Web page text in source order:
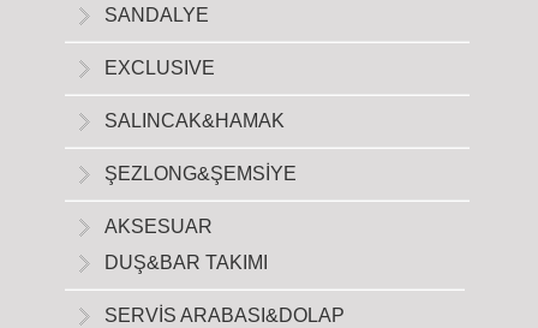
SANDALYE
EXCLUSIVE
SALINCAK&HAMAK
ŞEZLONG&ŞEMSİYE
AKSESUAR
DUŞ&BAR TAKIMI
SERVİS ARABASI&DOLAP